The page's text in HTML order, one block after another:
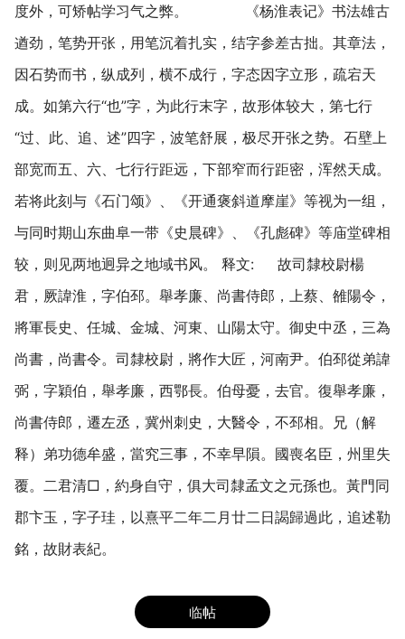
度外，可矫帖学习气之弊。 《杨淮表记》书法雄古
遒劲，笔势开张，用笔沉着扎实，结字参差古拙。其章法，
因石势而书，纵成列，横不成行，字态因字立形，疏宕天
成。如第六行“也”字，为此行末字，故形体较大，第七行
“过、此、追、述”四字，波笔舒展，极尽开张之势。石壁上
部宽而五、六、七行行距远，下部窄而行距密，浑然天成。
若将此刻与《石门颂》、《开通褒斜道摩崖》等视为一组，
与同时期山东曲阜一带《史晨碑》、《孔彪碑》等庙堂碑相
较，则见两地迥异之地域书风。 释文: 故司隸校尉楊
君，厥諱淮，字伯邳。舉孝廉、尚書侍郎，上蔡、雒陽令，
將軍長史、任城、金城、河東、山陽太守。御史中丞，三為
尚書，尚書令。司隸校尉，將作大匠，河南尹。伯邳從弟諱
弼，字穎伯，舉孝廉，西鄂長。伯母憂，去官。復舉孝廉，
尚書侍郎，遷左丞，冀州刺史，大醫令，不邳相。兄（解
释）弟功德牟盛，當究三事，不幸早隕。國喪名臣，州里失
覆。二君清□，約身自守，俱大司隸孟文之元孫也。黃門同
郡卞玉，字子珪，以熹平二年二月廿二日謁歸過此，追述勒
銘，故財表紀。
临帖